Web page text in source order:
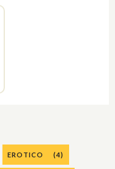
EROTICO (4)